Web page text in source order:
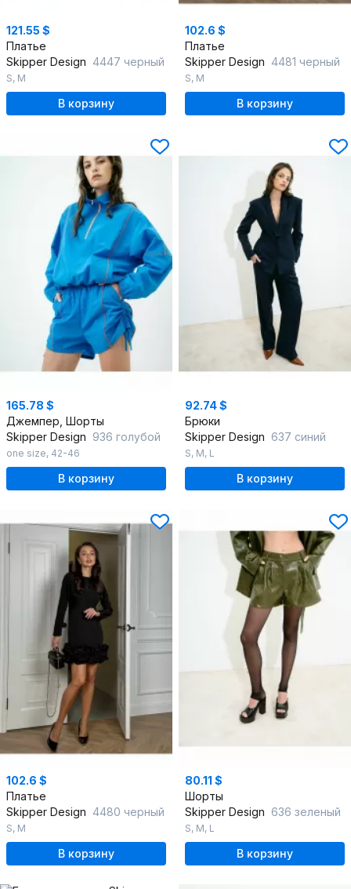
121.55 $
Платье
Skipper Design 4447 черный
S, M
В корзину
102.6 $
Платье
Skipper Design 4481 черный
S, M
В корзину
165.78 $
Джемпер, Шорты
Skipper Design 936 голубой
one size, 42-46
В корзину
92.74 $
Брюки
Skipper Design 637 синий
S, M, L
В корзину
102.6 $
Платье
Skipper Design 4480 черный
S, M
В корзину
80.11 $
Шорты
Skipper Design 636 зеленый
S, M, L
В корзину